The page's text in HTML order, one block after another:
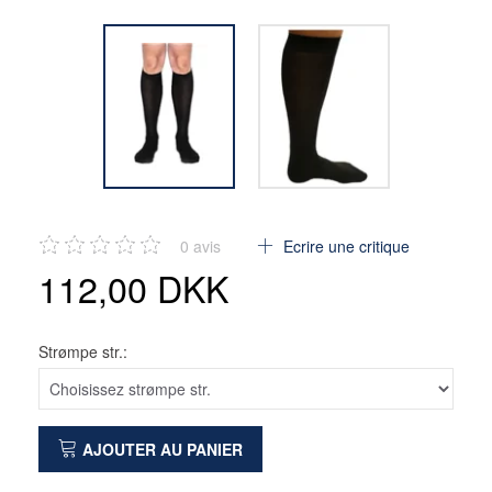
0 avis Ecrire une critique
112,00 DKK
Strømpe str.:
AJOUTER AU PANIER